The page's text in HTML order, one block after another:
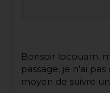
Bonsoir locouarn,
passage, je n'ai
moyen de suivre